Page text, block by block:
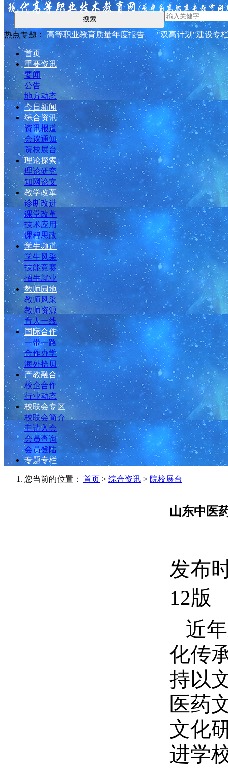
搜索
热点专题： 高等职业教育质量年度报告 "双高计划"建设专
首页
重要资讯
要闻
公告
地方动态
今日新闻
综合资讯
资讯报道
会议通知
院校展台
理论探索
理论研究
知网论文
教学改革
诊断改进
课堂改革
技术应用
课程思政
学生频道
学生风采
技能竞赛
招生就业
教师园地
教师风采
教师资源
育人一线
国际合作
一带一路
合作办学
海外拾贝
产教融合
校企合作
行业动态
校联会专区
校联会简介
申请入会
会员查询
会员登陆
专题专栏
您当前的位置： 首页 > 综合资讯 > 院校展台
山东中医
发布
12版
近
化传
持以
医药
文化
进学